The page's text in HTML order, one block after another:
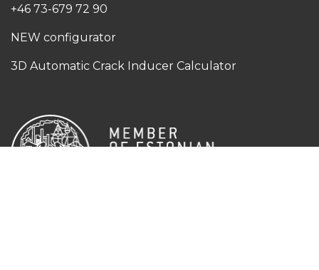
+46 73-679 72 90
NEW configurator
3D Automatic Crack Inducer Calculator